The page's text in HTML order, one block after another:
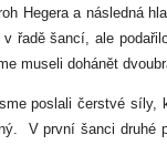
Hegera a následná
řadě šancí, ale
museli dohánět
poslali čerstvé
V první šanci druhé